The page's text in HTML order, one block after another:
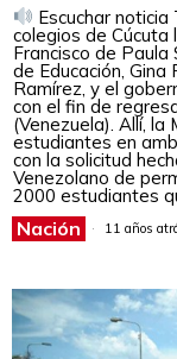
Escuchar
colegios de Cúcuta
Francisco de
de Educación,
Ramírez, y el
con el fin de
(Venezuela). Allí,
estudiantes en
con la solicitud
Venezolano de
2000 estudiantes
Nación 11 años